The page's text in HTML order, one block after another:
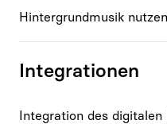
Hintergrundmusik
Integrationen
Integration des